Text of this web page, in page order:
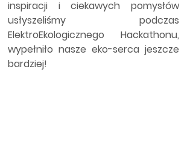
inspiracji i ciekawych pomysłów
usłyszeliśmy podczas
ElektroEkologicznego Hackathonu,
wypełniło nasze eko-serca jeszcze
bardziej!